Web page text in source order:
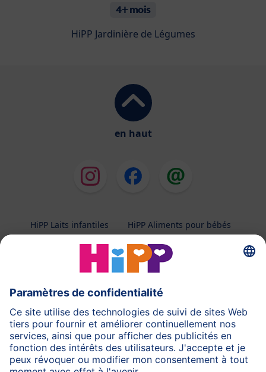
4+ mois
HiPP Jardinière de Légumes
en haut
HiPP Laits infantiles
HiPP Aliments pour bébés
HiPP Grossesse
Contactez-nous